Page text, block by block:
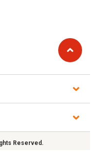
Reserved.